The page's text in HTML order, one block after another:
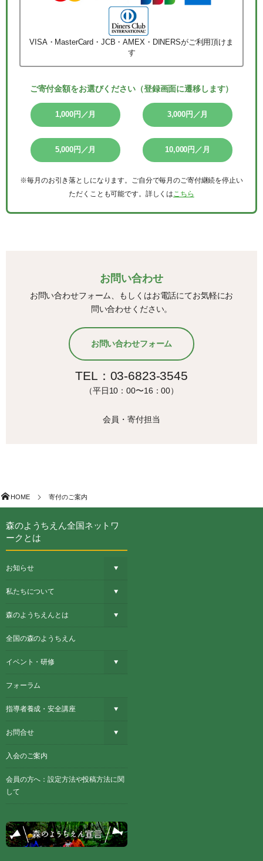
VISA・MasterCard・JCB・AMEX・DINERSがご利用頂けま
す
ご寄付金額をお選びください（登録画面に遷移します）
※毎月のお引き落としになります。ご自分で毎月のご寄付継続を停止い
ただくことも可能です。詳しくは こちら
お問い合わせ
お問い合わせフォーム、もしくはお電話にてお気軽にお
問い合わせください。
お問い合わせフォーム
TEL：03-6823-3545
（平日10：00〜16：00）
会員・寄付担当
HOME 寄付のご案内
森のようちえん全国ネットワ
ークとは
お知らせ
私たちについて
森のようちえんとは
全国の森のようちえん
イベント・研修
フォーラム
指導者養成・安全講座
お問合せ
入会のご案内
会員の方へ：設定方法や投稿方法に関
して